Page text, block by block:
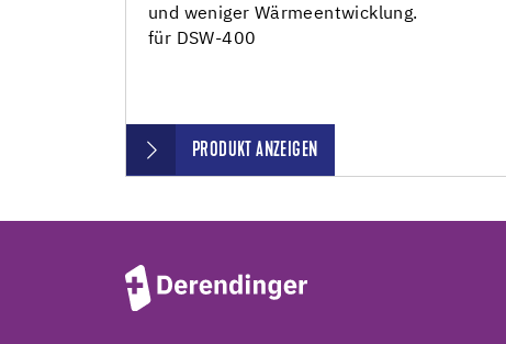
und weniger Wärmeentwicklung.
für DSW-400
PRODUKT ANZEIGEN